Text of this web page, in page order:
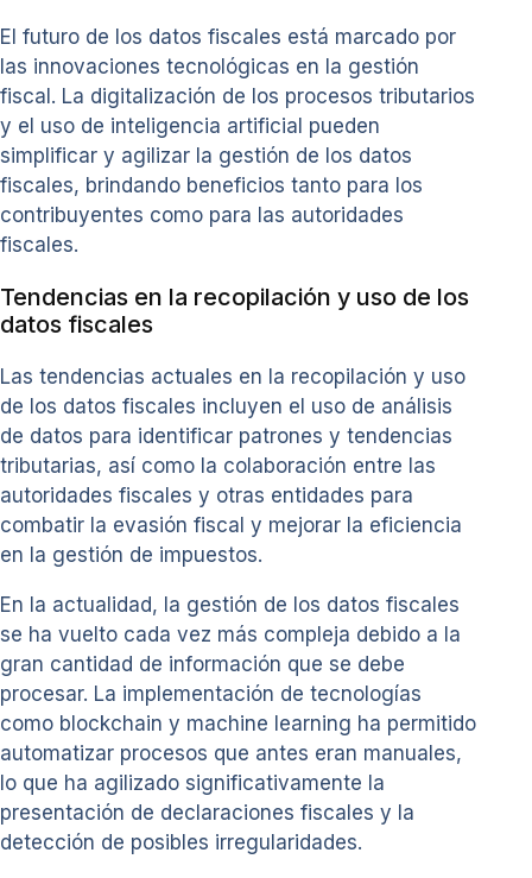
El futuro de los datos fiscales está marcado por
las innovaciones tecnológicas en la gestión
fiscal. La digitalización de los procesos tributarios
y el uso de inteligencia artificial pueden
simplificar y agilizar la gestión de los datos
fiscales, brindando beneficios tanto para los
contribuyentes como para las autoridades
fiscales.
Tendencias en la recopilación y uso de los
datos fiscales
Las tendencias actuales en la recopilación y uso
de los datos fiscales incluyen el uso de análisis
de datos para identificar patrones y tendencias
tributarias, así como la colaboración entre las
autoridades fiscales y otras entidades para
combatir la evasión fiscal y mejorar la eficiencia
en la gestión de impuestos.
En la actualidad, la gestión de los datos fiscales
se ha vuelto cada vez más compleja debido a la
gran cantidad de información que se debe
procesar. La implementación de tecnologías
como blockchain y machine learning ha permitido
automatizar procesos que antes eran manuales,
lo que ha agilizado significativamente la
presentación de declaraciones fiscales y la
detección de posibles irregularidades.